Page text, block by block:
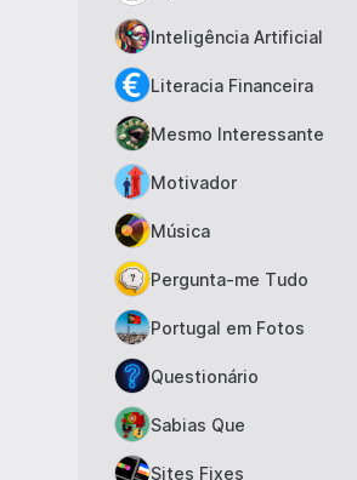
Inteligência Artificial
Literacia Financeira
Mesmo Interessante
Motivador
Música
Pergunta-me Tudo
Portugal em Fotos
Questionário
Sabias Que
Sites Fixes